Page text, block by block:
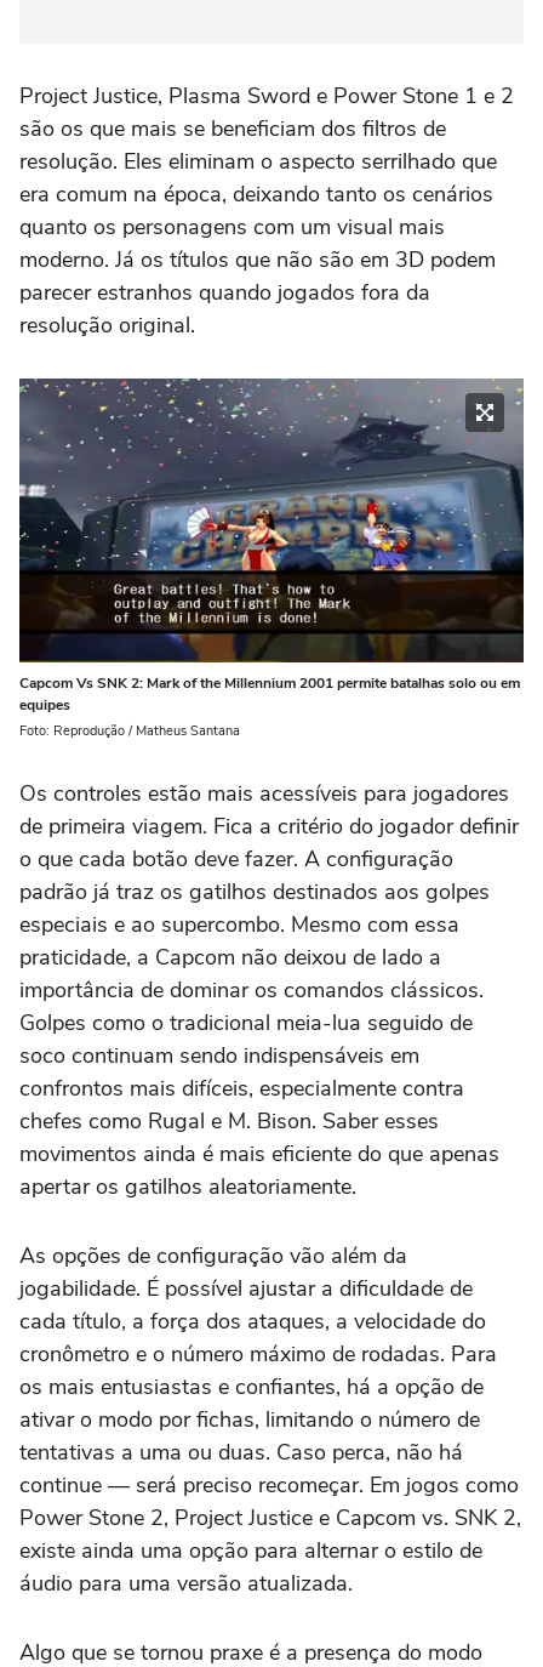
Project Justice, Plasma Sword e Power Stone 1 e 2
são os que mais se beneficiam dos filtros de
resolução. Eles eliminam o aspecto serrilhado que
era comum na época, deixando tanto os cenários
quanto os personagens com um visual mais
moderno. Já os títulos que não são em 3D podem
parecer estranhos quando jogados fora da
resolução original.
Capcom Vs SNK 2: Mark of the Millennium 2001 permite batalhas solo ou em
equipes
Foto: Reprodução / Matheus Santana
Os controles estão mais acessíveis para jogadores
de primeira viagem. Fica a critério do jogador definir
o que cada botão deve fazer. A configuração
padrão já traz os gatilhos destinados aos golpes
especiais e ao supercombo. Mesmo com essa
praticidade, a Capcom não deixou de lado a
importância de dominar os comandos clássicos.
Golpes como o tradicional meia-lua seguido de
soco continuam sendo indispensáveis em
confrontos mais difíceis, especialmente contra
chefes como Rugal e M. Bison. Saber esses
movimentos ainda é mais eficiente do que apenas
apertar os gatilhos aleatoriamente.
As opções de configuração vão além da
jogabilidade. É possível ajustar a dificuldade de
cada título, a força dos ataques, a velocidade do
cronômetro e o número máximo de rodadas. Para
os mais entusiastas e confiantes, há a opção de
ativar o modo por fichas, limitando o número de
tentativas a uma ou duas. Caso perca, não há
continue — será preciso recomeçar. Em jogos como
Power Stone 2, Project Justice e Capcom vs. SNK 2,
existe ainda uma opção para alternar o estilo de
áudio para uma versão atualizada.
Algo que se tornou praxe é a presença do modo